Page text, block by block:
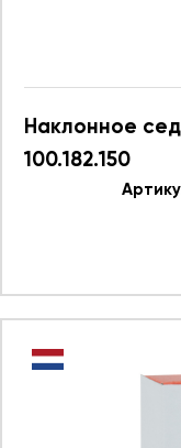
Наклонное
100.182.150